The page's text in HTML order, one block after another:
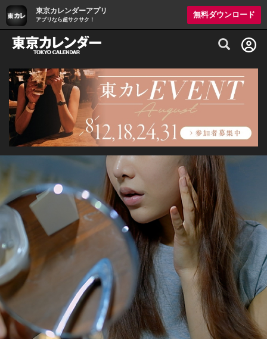
東京カレンダーアプリ
アプリなら超サクサク！
無料ダウンロード
グルメ情報・プレミアムレストラン予約